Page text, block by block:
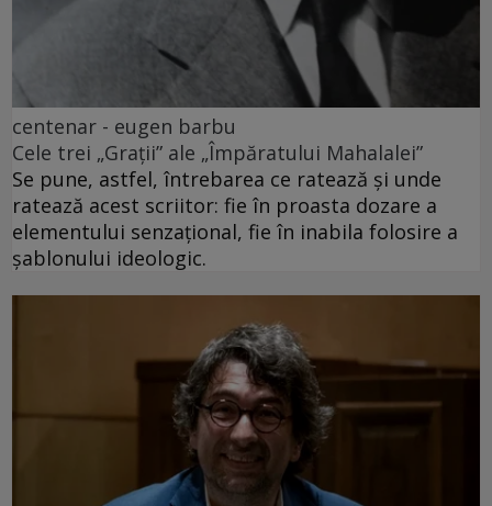
centenar - eugen barbu
Cele trei „Grații” ale „Împăratului Mahalalei”
Se pune, astfel, întrebarea ce ratează și unde
ratează acest scriitor: fie în proasta dozare a
elementului senzațional, fie în inabila folosire a
șablonului ideologic.